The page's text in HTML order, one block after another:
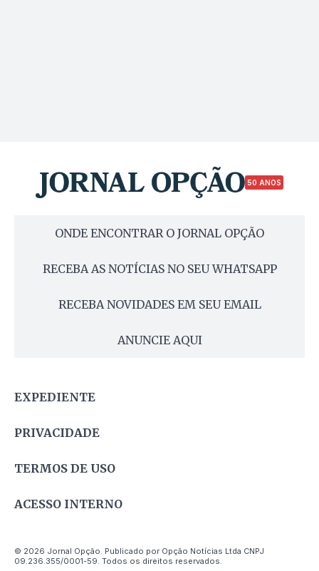
50 ANOS
ONDE ENCONTRAR O JORNAL OPÇÃO
RECEBA AS NOTÍCIAS NO SEU WHATSAPP
RECEBA NOVIDADES EM SEU EMAIL
ANUNCIE AQUI
EXPEDIENTE
PRIVACIDADE
TERMOS DE USO
ACESSO INTERNO
© 2026 Jornal Opção. Publicado por Opção Notícias Ltda CNPJ
09.236.355/0001-59. Todos os direitos reservados.